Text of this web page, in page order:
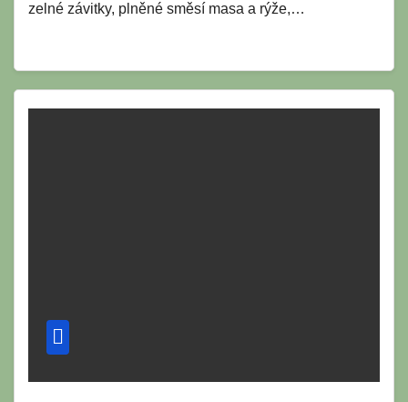
zelné závitky, plněné směsí masa a rýže,…